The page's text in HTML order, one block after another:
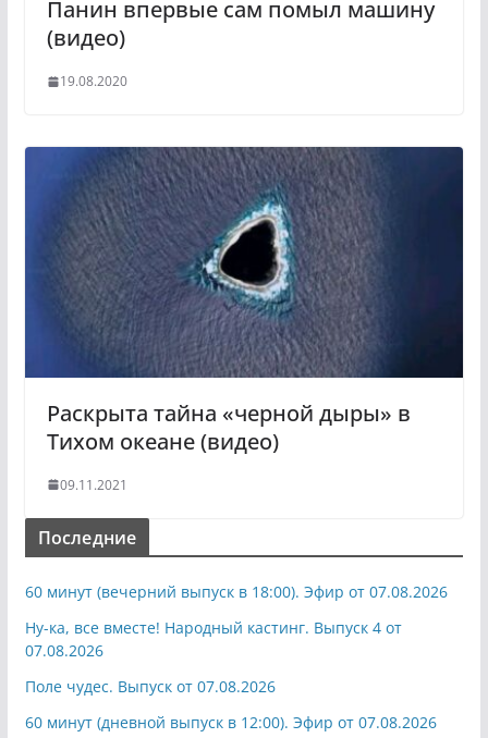
Панин впервые сам помыл машину
(видео)
19.08.2020
Раскрыта тайна «черной дыры» в
Тихом океане (видео)
09.11.2021
Последние
60 минут (вечерний выпуск в 18:00). Эфир от 07.08.2026
Ну-ка, все вместе! Народный кастинг. Выпуск 4 от
07.08.2026
Поле чудес. Выпуск от 07.08.2026
60 минут (дневной выпуск в 12:00). Эфир от 07.08.2026